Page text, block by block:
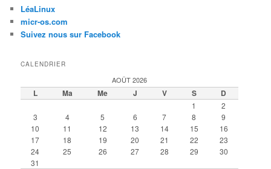
LéaLinux
micr-os.com
Suivez nous sur Facebook
CALENDRIER
AOÛT 2026
L Ma Me J V S D
1
2
3
4 5 6 7 8
9
10
11 12 13 14 15
16
17
18 19 20 21 22
23
24
25 26 27 28 29
30
31